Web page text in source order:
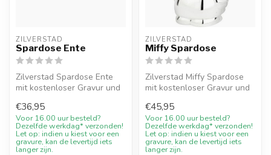
ZILVERSTAD
Spardose Ente
Zilverstad Spardose Ente
mit kostenloser Gravur und
Ju...
€36,95
Voor 16.00 uur besteld?
Dezelfde werkdag* verzonden!
Let op: indien u kiest voor een
gravure, kan de levertijd iets
langer zijn.
ZILVERSTAD
Miffy Spardose
Zilverstad Miffy Spardose
mit kostenloser Gravur und
J...
€45,95
Voor 16.00 uur besteld?
Dezelfde werkdag* verzonden!
Let op: indien u kiest voor een
gravure, kan de levertijd iets
langer zijn.